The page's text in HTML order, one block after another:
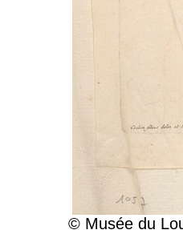
© Musée du